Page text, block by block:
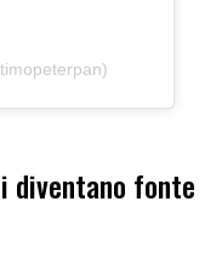
diventano fonte